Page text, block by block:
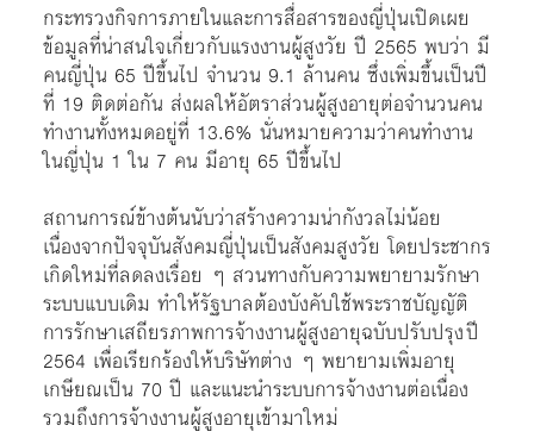
กระทรวงกิจการภายในและการสื่อสารของญี่ปุ่นเปิดเผย
ข้อมูลที่น่าสนใจเกี่ยวกับแรงงานผู้สูงวัย ปี 2565 พบว่า มี
คนญี่ปุ่น 65 ปีขึ้นไป จำนวน 9.1 ล้านคน ซึ่งเพิ่มขึ้นเป็นปี
ที่ 19 ติดต่อกัน ส่งผลให้อัตราส่วนผู้สูงอายุต่อจำนวนคน
ทำงานทั้งหมดอยู่ที่ 13.6% นั่นหมายความว่าคนทำงาน
ในญี่ปุ่น 1 ใน 7 คน มีอายุ 65 ปีขึ้นไป
สถานการณ์ข้างต้นนับว่าสร้างความน่ากังวลไม่น้อย
เนื่องจากปัจจุบันสังคมญี่ปุ่นเป็นสังคมสูงวัย โดยประชากร
เกิดใหม่ที่ลดลงเรื่อย ๆ สวนทางกับความพยายามรักษา
ระบบแบบเดิม ทำให้รัฐบาลต้องบังคับใช้พระราชบัญญัติ
การรักษาเสถียรภาพการจ้างงานผู้สูงอายุฉบับปรับปรุง ปี
2564 เพื่อเรียกร้องให้บริษัทต่าง ๆ พยายามเพิ่มอายุ
เกษียณเป็น 70 ปี และแนะนำระบบการจ้างงานต่อเนื่อง
รวมถึงการจ้างงานผู้สูงอายุเข้ามาใหม่